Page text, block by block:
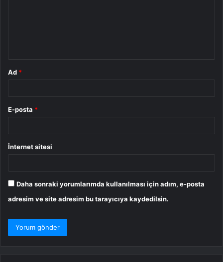
Ad *
E-posta *
İnternet sitesi
Daha sonraki yorumlarımda kullanılması için adım, e-posta
adresim ve site adresim bu tarayıcıya kaydedilsin.